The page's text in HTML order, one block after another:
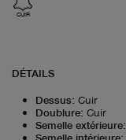
CUIR
DÉTAILS
Dessus: Cuir
Doublure: Cuir
Semelle extérieure:
Semelle intérieure: